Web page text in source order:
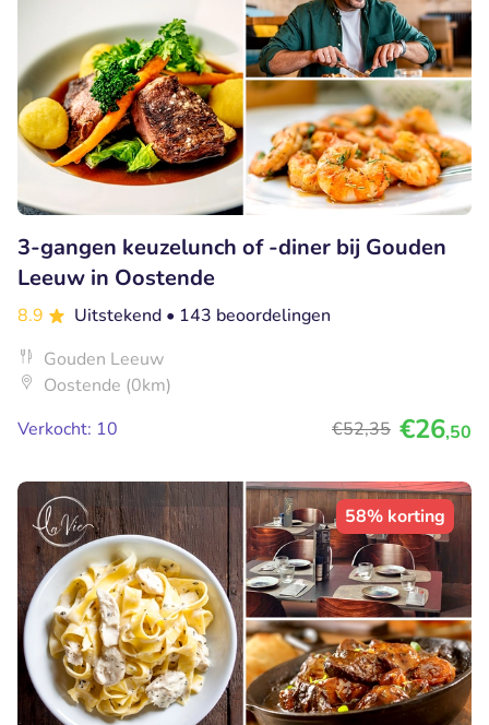
3-gangen keuzelunch of -diner bij Gouden
Leeuw in Oostende
8.9 Uitstekend • 143 beoordelingen
Gouden Leeuw
Oostende (0km)
Verkocht: 10
€52,35 €26,50
58% korting